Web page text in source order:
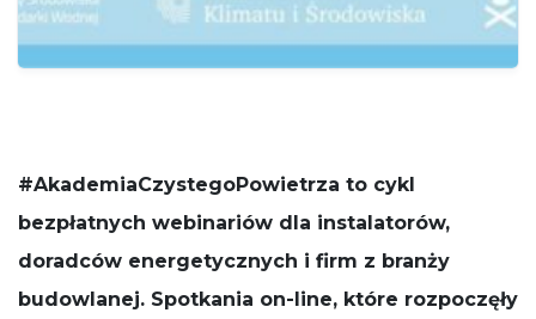
#AkademiaCzystegoPowietrza to cykl
bezpłatnych webinariów dla instalatorów,
doradców energetycznych i firm z branży
budowlanej. Spotkania on-line, które rozpoczęły
działała jak
najlepiej
ze strony
internetowej.